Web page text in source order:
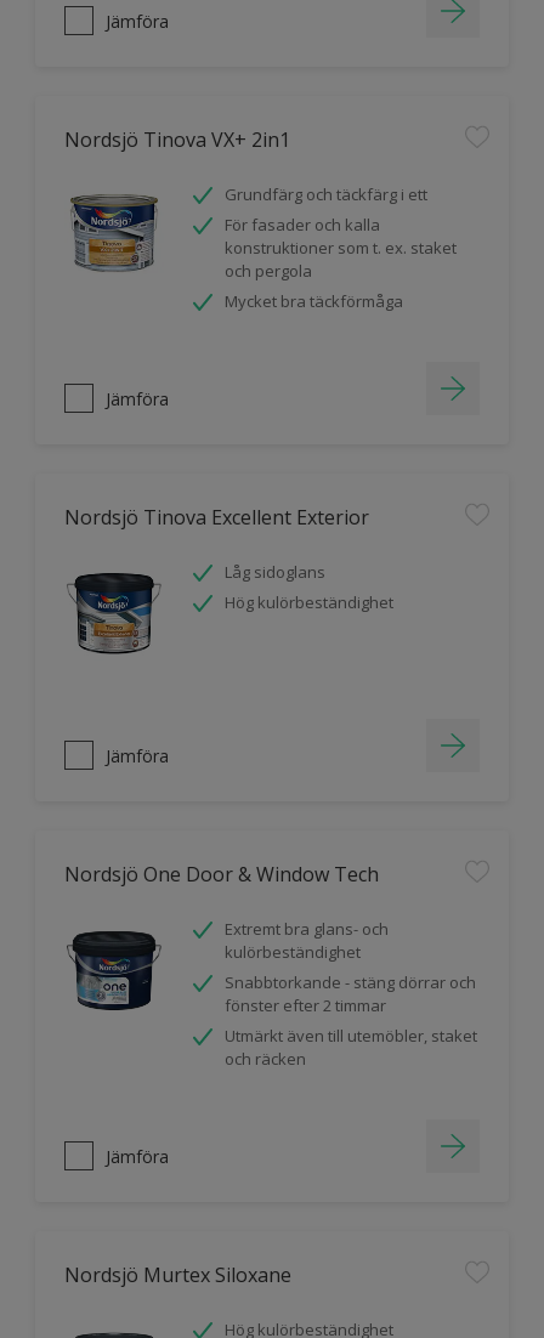
Jämföra
Nordsjö Tinova VX+ 2in1
Grundfärg och täckfärg i ett
För fasader och kalla
konstruktioner som t. ex. staket
och pergola
Mycket bra täckförmåga
Jämföra
Nordsjö Tinova Excellent Exterior
Låg sidoglans
Hög kulörbeständighet
Jämföra
Nordsjö One Door & Window Tech
Extremt bra glans- och
kulörbeständighet
Snabbtorkande - stäng dörrar och
fönster efter 2 timmar
Utmärkt även till utemöbler, staket
och räcken
Jämföra
Nordsjö Murtex Siloxane
Hög kulörbeständighet